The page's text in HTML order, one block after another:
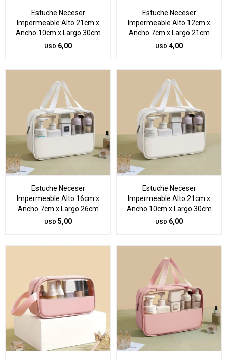
Estuche Neceser
Impermeable Alto 21cm x
Ancho 10cm x Largo 30cm
USD 6,00
Estuche Neceser
Impermeable Alto 12cm x
Ancho 7cm x Largo 21cm
USD 4,00
Estuche Neceser
Impermeable Alto 16cm x
Ancho 7cm x Largo 26cm
USD 5,00
Estuche Neceser
Impermeable Alto 21cm x
Ancho 10cm x Largo 30cm
USD 6,00